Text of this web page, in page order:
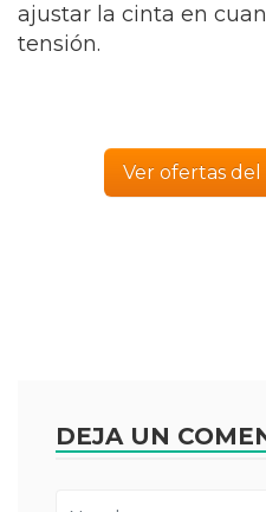
ajustar la cinta en
tensión.
Ver ofertas
DEJA UN